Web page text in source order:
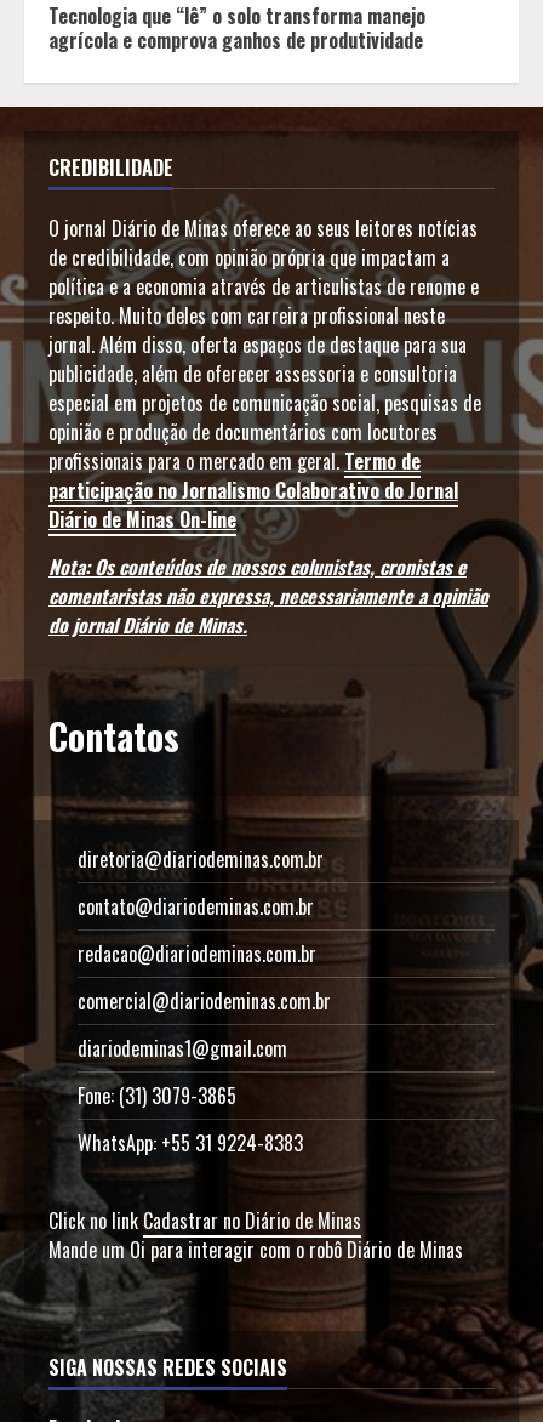
Tecnologia que “lê” o solo transforma manejo
agrícola e comprova ganhos de produtividade
CREDIBILIDADE
O jornal Diário de Minas oferece ao seus leitores notícias
de credibilidade, com opinião própria que impactam a
política e a economia através de articulistas de renome e
respeito. Muito deles com carreira profissional neste
jornal. Além disso, oferta espaços de destaque para sua
publicidade, além de oferecer assessoria e consultoria
especial em projetos de comunicação social, pesquisas de
opinião e produção de documentários com locutores
profissionais para o mercado em geral.Termo de
participação no Jornalismo Colaborativo do Jornal
Diário de Minas On-line
Nota: Os conteúdos de nossos colunistas, cronistas e
comentaristas não expressa, necessariamente a opinião
do jornal Diário de Minas.
Contatos
diretoria@diariodeminas.com.br
contato@diariodeminas.com.br
redacao@diariodeminas.com.br
comercial@diariodeminas.com.br
diariodeminas1@gmail.com
Fone: (31) 3079-3865
WhatsApp: +55 31 9224-8383
Click no link Cadastrar no Diário de Minas
Mande um Oi para interagir com o robô Diário de Minas
SIGA NOSSAS REDES SOCIAIS